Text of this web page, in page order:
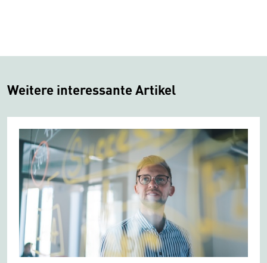
Weitere interessante Artikel